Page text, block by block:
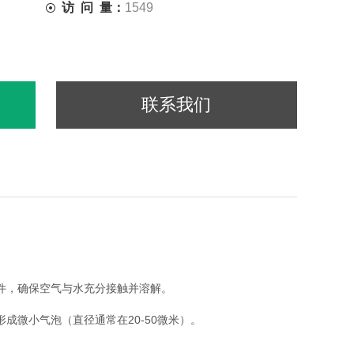
访 问 量： 1549
联系我们
确保空气与水充分接触并溶解。
微小气泡（直径通常在20-50微米）。